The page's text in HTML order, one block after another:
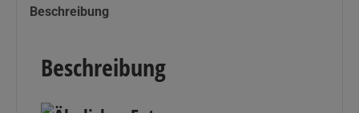
Beschreibung
Beschreibung